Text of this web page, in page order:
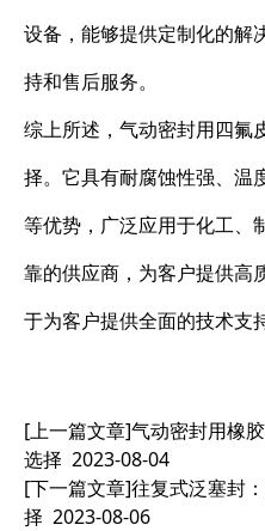
设备，能够提供定制化的解
持和售后服务。
综上所述，气动密封用四氟
择。它具有耐腐蚀性强、温
等优势，广泛应用于化工、
靠的供应商，为客户提供高
于为客户提供全面的技术支
[上一篇文章]气动密封用橡
选择 2023-08-04
[下一篇文章]往复式泛塞封
择 2023-08-06